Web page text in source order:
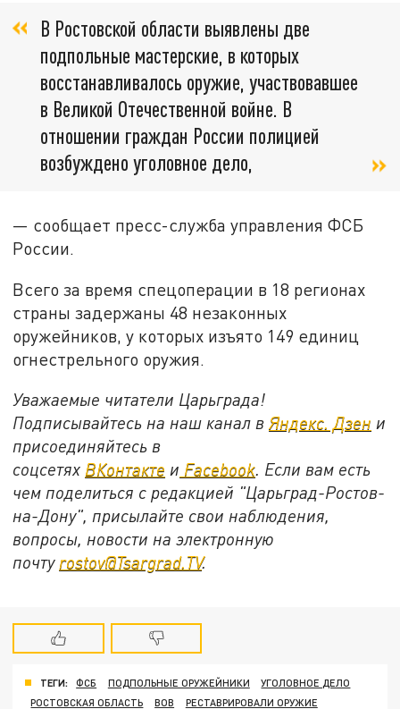
В Ростовской области выявлены две
подпольные мастерские, в которых
восстанавливалось оружие, участвовавшее
в Великой Отечественной войне. В
отношении граждан России полицией
возбуждено уголовное дело,
— сообщает пресс-служба управления ФСБ
России.
Всего за время спецоперации в 18 регионах
страны задержаны 48 незаконных
оружейников, у которых изъято 149 единиц
огнестрельного оружия.
Уважаемые читатели Царьграда!
Подписывайтесь на наш канал вЯндекс. Дзен и
присоединяйтесь в
соцсетях ВКонтакте и Facebook. Если вам есть
чем поделиться с редакцией "Царьград-Ростов-
на-Дону", присылайте свои наблюдения,
вопросы, новости на электронную
почту rostov@Tsargrad.ТV.
ТЕГИ: ФСБ ПОДПОЛЬНЫЕ ОРУЖЕЙНИКИ
УГОЛОВНОЕ ДЕЛО
РОСТОВСКАЯ ОБЛАСТЬ
ВОВ РЕСТАВРИРОВАЛИ ОРУЖИЕ